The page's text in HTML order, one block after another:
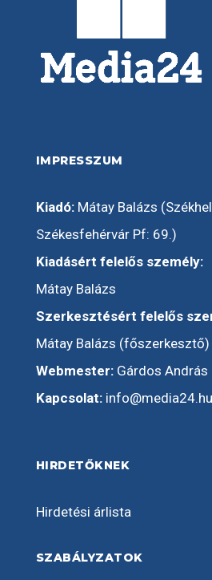
IMPRESSZUM
Kiadó:Mátay Balázs
Székesfehérvár Pf: 69.)
Kiadásért felelős személy:
Mátay Balázs
Szerkesztésért felelős
Mátay Balázs (főszerkesztő)
Webmester:Gárdos András
Kapcsolat: info@media24.hu
HIRDETŐKNEK
Hirdetési árlista
SZABÁLYZATOK